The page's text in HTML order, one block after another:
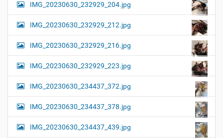
IMG_20230630_232929_204.jpg
IMG_20230630_232929_212.jpg
IMG_20230630_232929_216.jpg
IMG_20230630_232929_223.jpg
IMG_20230630_234437_372.jpg
IMG_20230630_234437_378.jpg
IMG_20230630_234437_439.jpg